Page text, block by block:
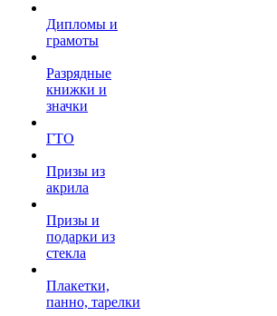
Дипломы и
грамоты
Разрядные
книжки и
значки
ГТО
Призы из
акрила
Призы и
подарки из
стекла
Плакетки,
панно, тарелки